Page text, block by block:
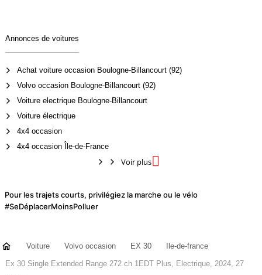
Annonces de voitures
Achat voiture occasion Boulogne-Billancourt (92)
Volvo occasion Boulogne-Billancourt (92)
Voiture electrique Boulogne-Billancourt
Voiture électrique
4x4 occasion
4x4 occasion Île-de-France
Voir plus
Pour les trajets courts, privilégiez la marche ou le vélo
#SeDéplacerMoinsPolluer
Voiture Volvo occasion EX 30
Ile-de-france
Ex 30 Single Extended Range 272 ch 1EDT Plus, Electrique, 2024, 27